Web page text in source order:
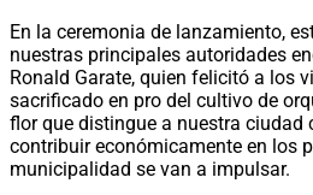
En la ceremonia de lanzamiento,
nuestras principales autoridades
Ronald Garate, quien felicitó a los
sacrificado en pro del cultivo de
flor que distingue a nuestra ciudad
contribuir económicamente en los
municipalidad se van a impulsar.